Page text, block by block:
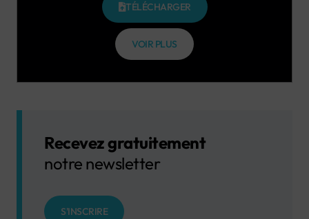
TÉLÉCHARGER
VOIR PLUS
Recevez gratuitement
notre newsletter
S'INSCRIRE